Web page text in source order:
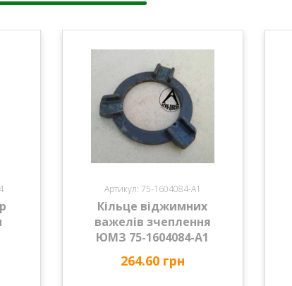
Артикул: 75-1604084-А1
Кільце віджимних
важелів зчеплення
ЮМЗ 75-1604084-А1
264.60 грн